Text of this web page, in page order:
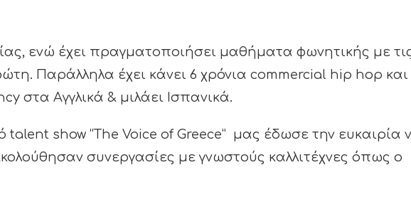
ενώ έχει πραγματοποιήσει μαθήματα φωνητικής με
Παράλληλα έχει κάνει 6 χρόνια commercial hip hop και
στα Αγγλικά & μιλάει Ισπανικά.
talent show “The Voice of Greece” μας έδωσε την ευκαιρία
συνεργασίες με γνωστούς καλλιτέχνες όπως ο